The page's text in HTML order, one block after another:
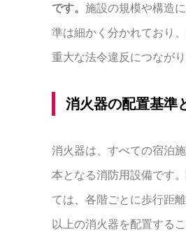
です。 施設の規模や構造
準は細かく分かれており
重大な法令違反につながり
消火器の配置基準
消火器は、すべての宿泊
本となる消防用設備です
ては、各階ごとに歩行距
以上の消火器を配置する